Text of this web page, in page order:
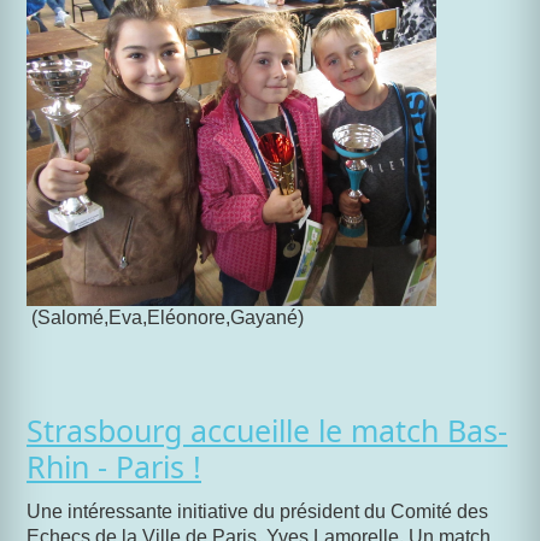
(Salomé,Eva,Eléonore,Gayané)
Strasbourg accueille le match Bas-
Rhin - Paris !
Une intéressante initiative du président du Comité des